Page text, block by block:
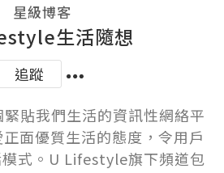
星級博客
生活隨想
追蹤
貼我們生活的資訊性網絡平
面優質生活的態度，令用戶
式。U Lifestyle旗下頻道包